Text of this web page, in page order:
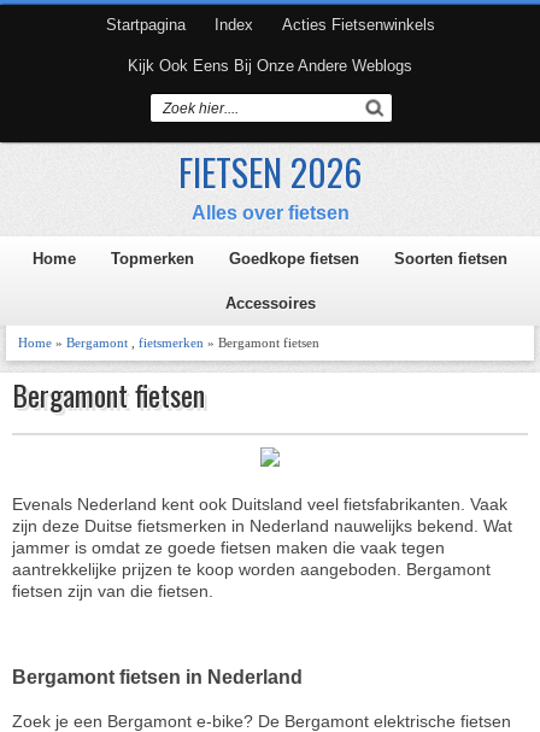
Startpagina Index Acties Fietsenwinkels
Kijk Ook Eens Bij Onze Andere Weblogs
FIETSEN 2026
Alles over fietsen
Home Topmerken Goedkope fietsen Soorten fietsen
Accessoires
Home » Bergamont fietsmerken » Bergamont fietsen
Bergamont fietsen
Evenals Nederland kent ook Duitsland veel fietsfabrikanten. Vaak
zijn deze Duitse fietsmerken in Nederland nauwelijks bekend. Wat
jammer is omdat ze goede fietsen maken die vaak tegen
aantrekkelijke prijzen te koop worden aangeboden. Bergamont
fietsen zijn van die fietsen.
Bergamont fietsen in Nederland
Zoek je een Bergamont e-bike? De Bergamont elektrische fietsen